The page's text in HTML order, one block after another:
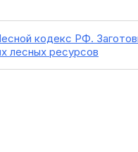
кодекс РФ.
лесных ресурсов